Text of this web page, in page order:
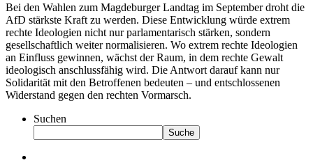
Bei den Wahlen zum Magdeburger Landtag im September droht die
AfD stärkste Kraft zu werden. Diese Entwicklung würde extrem
rechte Ideologien nicht nur parlamentarisch stärken, sondern
gesellschaftlich weiter normalisieren. Wo extrem rechte Ideologien
an Einfluss gewinnen, wächst der Raum, in dem rechte Gewalt
ideologisch anschlussfähig wird. Die Antwort darauf kann nur
Solidarität mit den Betroffenen bedeuten – und entschlossenen
Widerstand gegen den rechten Vormarsch.
Suchen
Suche